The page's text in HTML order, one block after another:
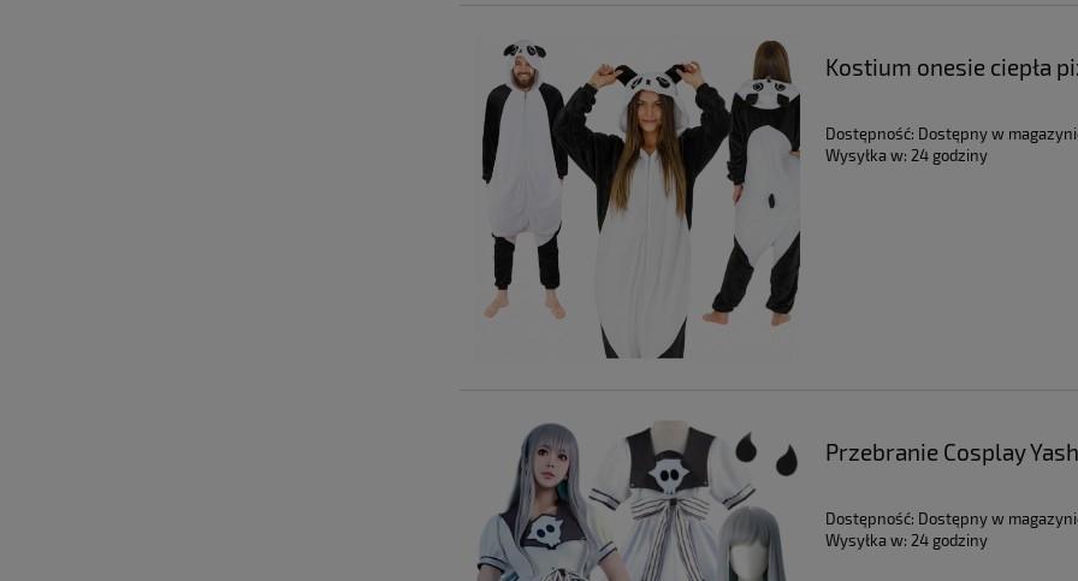
Kostium onesie ciepła
Dostępność: Dostępny w
Wysyłka w: 24 godziny
Przebranie Cosplay
Dostępność: Dostępny w
Wysyłka w: 24 godziny